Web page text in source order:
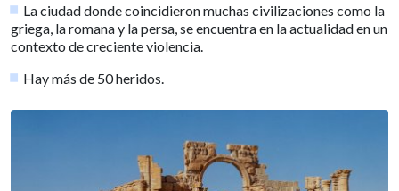
La ciudad donde coincidieron muchas civilizaciones como la
griega, la romana y la persa, se encuentra en la actualidad en un
contexto de creciente violencia.
Hay más de 50 heridos.